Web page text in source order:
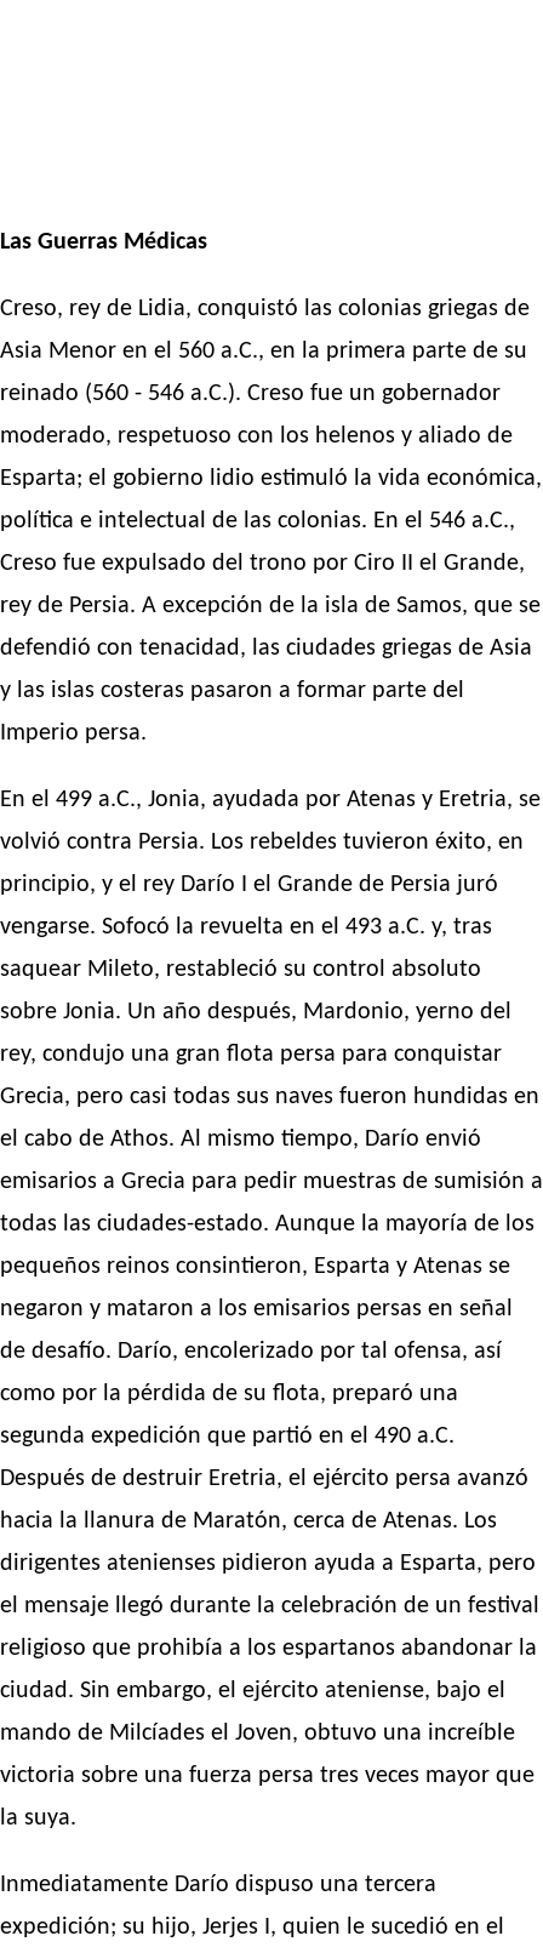
Las Guerras Médicas
Creso, rey de Lidia, conquistó las colonias griegas de
Asia Menor en el 560 a.C., en la primera parte de su
reinado (560 - 546 a.C.). Creso fue un gobernador
moderado, respetuoso con los helenos y aliado de
Esparta; el gobierno lidio estimuló la vida económica,
política e intelectual de las colonias. En el 546 a.C.,
Creso fue expulsado del trono por Ciro II el Grande,
rey de Persia. A excepción de la isla de Samos, que se
defendió con tenacidad, las ciudades griegas de Asia
y las islas costeras pasaron a formar parte del
Imperio persa.
En el 499 a.C., Jonia, ayudada por Atenas y Eretria, se
volvió contra Persia. Los rebeldes tuvieron éxito, en
principio, y el rey Darío I el Grande de Persia juró
vengarse. Sofocó la revuelta en el 493 a.C. y, tras
saquear Mileto, restableció su control absoluto
sobre Jonia. Un año después, Mardonio, yerno del
rey, condujo una gran flota persa para conquistar
Grecia, pero casi todas sus naves fueron hundidas en
el cabo de Athos. Al mismo tiempo, Darío envió
emisarios a Grecia para pedir muestras de sumisión a
todas las ciudades-estado. Aunque la mayoría de los
pequeños reinos consintieron, Esparta y Atenas se
negaron y mataron a los emisarios persas en señal
de desafío. Darío, encolerizado por tal ofensa, así
como por la pérdida de su flota, preparó una
segunda expedición que partió en el 490 a.C.
Después de destruir Eretria, el ejército persa avanzó
hacia la llanura de Maratón, cerca de Atenas. Los
dirigentes atenienses pidieron ayuda a Esparta, pero
el mensaje llegó durante la celebración de un festival
religioso que prohibía a los espartanos abandonar la
ciudad. Sin embargo, el ejército ateniense, bajo el
mando de Milcíades el Joven, obtuvo una increíble
victoria sobre una fuerza persa tres veces mayor que
la suya.
Inmediatamente Darío dispuso una tercera
expedición; su hijo, Jerjes I, quien le sucedió en el